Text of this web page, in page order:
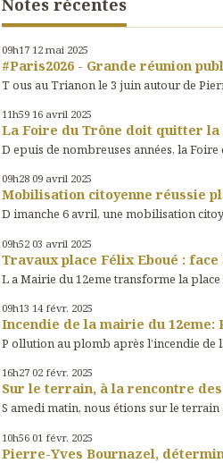
Notes récentes
09h17 12 mai 2025
#Paris2026 - Grande réunion
T ous au Trianon le 3 juin autour de
11h59 16 avril 2025
La Foire du Trône doit quitter la
D epuis de nombreuses années, la Foire
09h28 09 avril 2025
Mobilisation citoyenne réussie
D imanche 6 avril, une mobilisation
09h52 03 avril 2025
Travaux place Félix Eboué : face
L a Mairie du 12eme transforme la place
09h13 14 févr. 2025
Incendie de la mairie du 12eme:
P ollution au plomb après l’incendie de
16h27 02 févr. 2025
Sur le terrain, à la rencontre
S amedi matin, nous étions sur le terrain
10h56 01 févr. 2025
Pierre-Yves Bournazel,